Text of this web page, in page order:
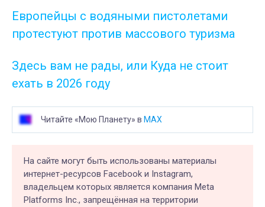
Европейцы с водяными пистолетами
протестуют против массового туризма
Здесь вам не рады, или Куда не стоит
ехать в 2026 году
Читайте «Мою Планету» в MAX
На сайте могут быть использованы материалы
интернет-ресурсов Facebook и Instagram,
владельцем которых является компания Meta
Platforms Inc., запрещённая на территории